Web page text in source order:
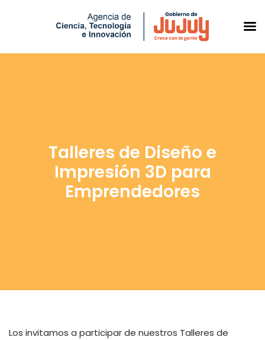
Talleres de Diseño e
Impresión 3D para
Emprendedores
Los invitamos a participar de nuestros Talleres de